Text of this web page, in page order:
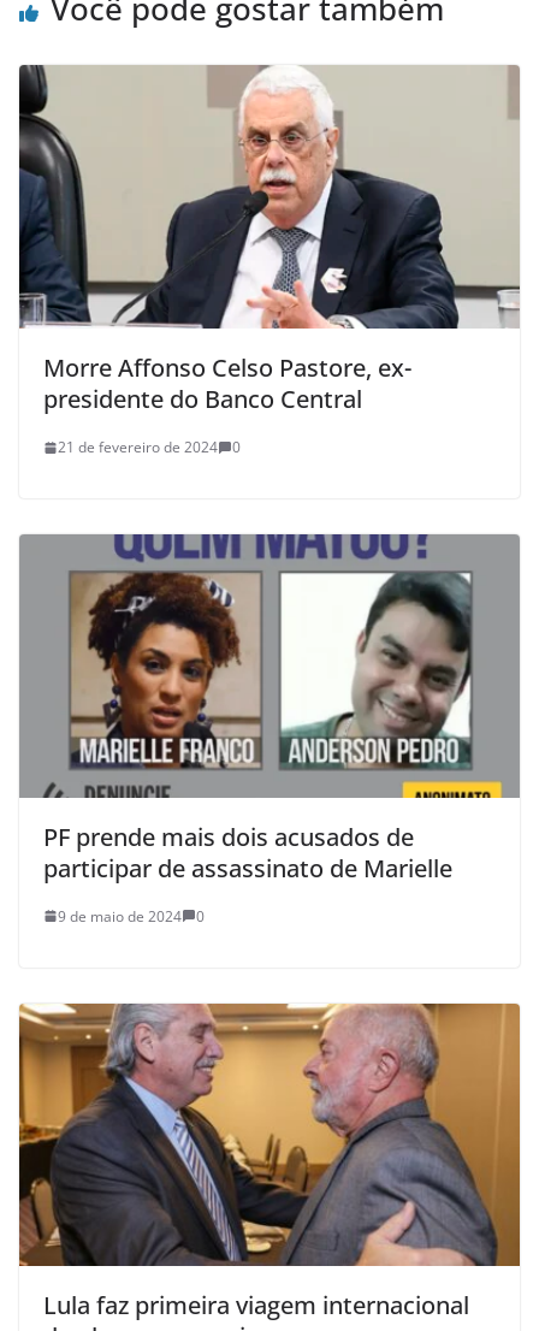
Você pode gostar também
Morre Affonso Celso Pastore, ex-
presidente do Banco Central
21 de fevereiro de 2024 0
PF prende mais dois acusados de
participar de assassinato de Marielle
9 de maio de 2024 0
Lula faz primeira viagem internacional